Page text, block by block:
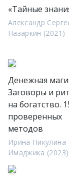
«Тайные
Александр
Назаркин (2021)
Денежная
Заговоры и
на богатство.
проверенных
методов
Ирина Никулина
Имаджика (2023)